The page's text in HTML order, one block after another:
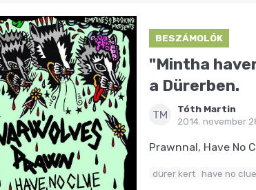
BESZÁMOLÓK
"Mintha
a Dürerben.
TM
Tóth Martin
2014. november
Prawnnal, Have No
dürer kert have no clue